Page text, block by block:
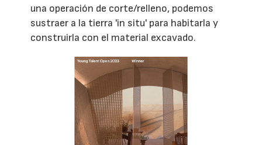
una operación de corte/relleno, podemos
sustraer a la tierra 'in situ' para habitarla y
construirla con el material excavado.